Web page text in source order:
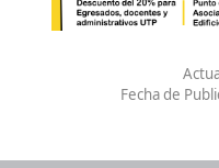
Fecha de